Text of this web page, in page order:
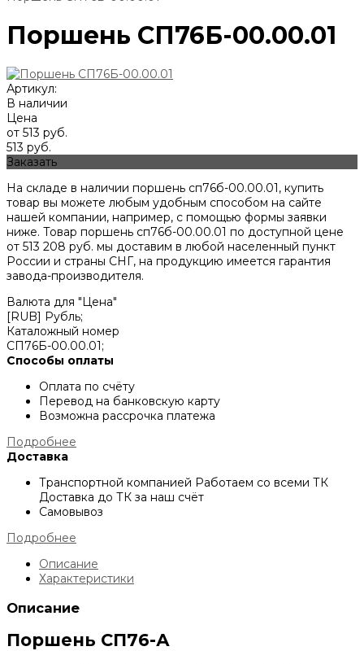
Поршень СП76Б-00.00.01
Артикул:
В наличии
Цена
от 513 руб.
513 руб.
Заказать
На складе в наличии поршень сп76б-00.00.01, купить
товар вы можете любым удобным способом на сайте
нашей компании, например, с помощью формы заявки
ниже. Товар поршень сп76б-00.00.01 по доступной цене
от 513 208 руб. мы доставим в любой населенный пункт
России и страны СНГ, на продукцию имеется гарантия
завода-производителя.
Валюта для "Цена"
[RUB] Рубль;
Каталожный номер
СП76Б-00.00.01;
Способы оплаты
Оплата по счёту
Перевод на банковскую карту
Возможна рассрочка платежа
Подробнее
Доставка
Транспортной компанией Работаем со всеми ТК
Доставка до ТК за наш счёт
Самовывоз
Подробнее
Описание
Характеристики
Описание
Поршень СП76-А